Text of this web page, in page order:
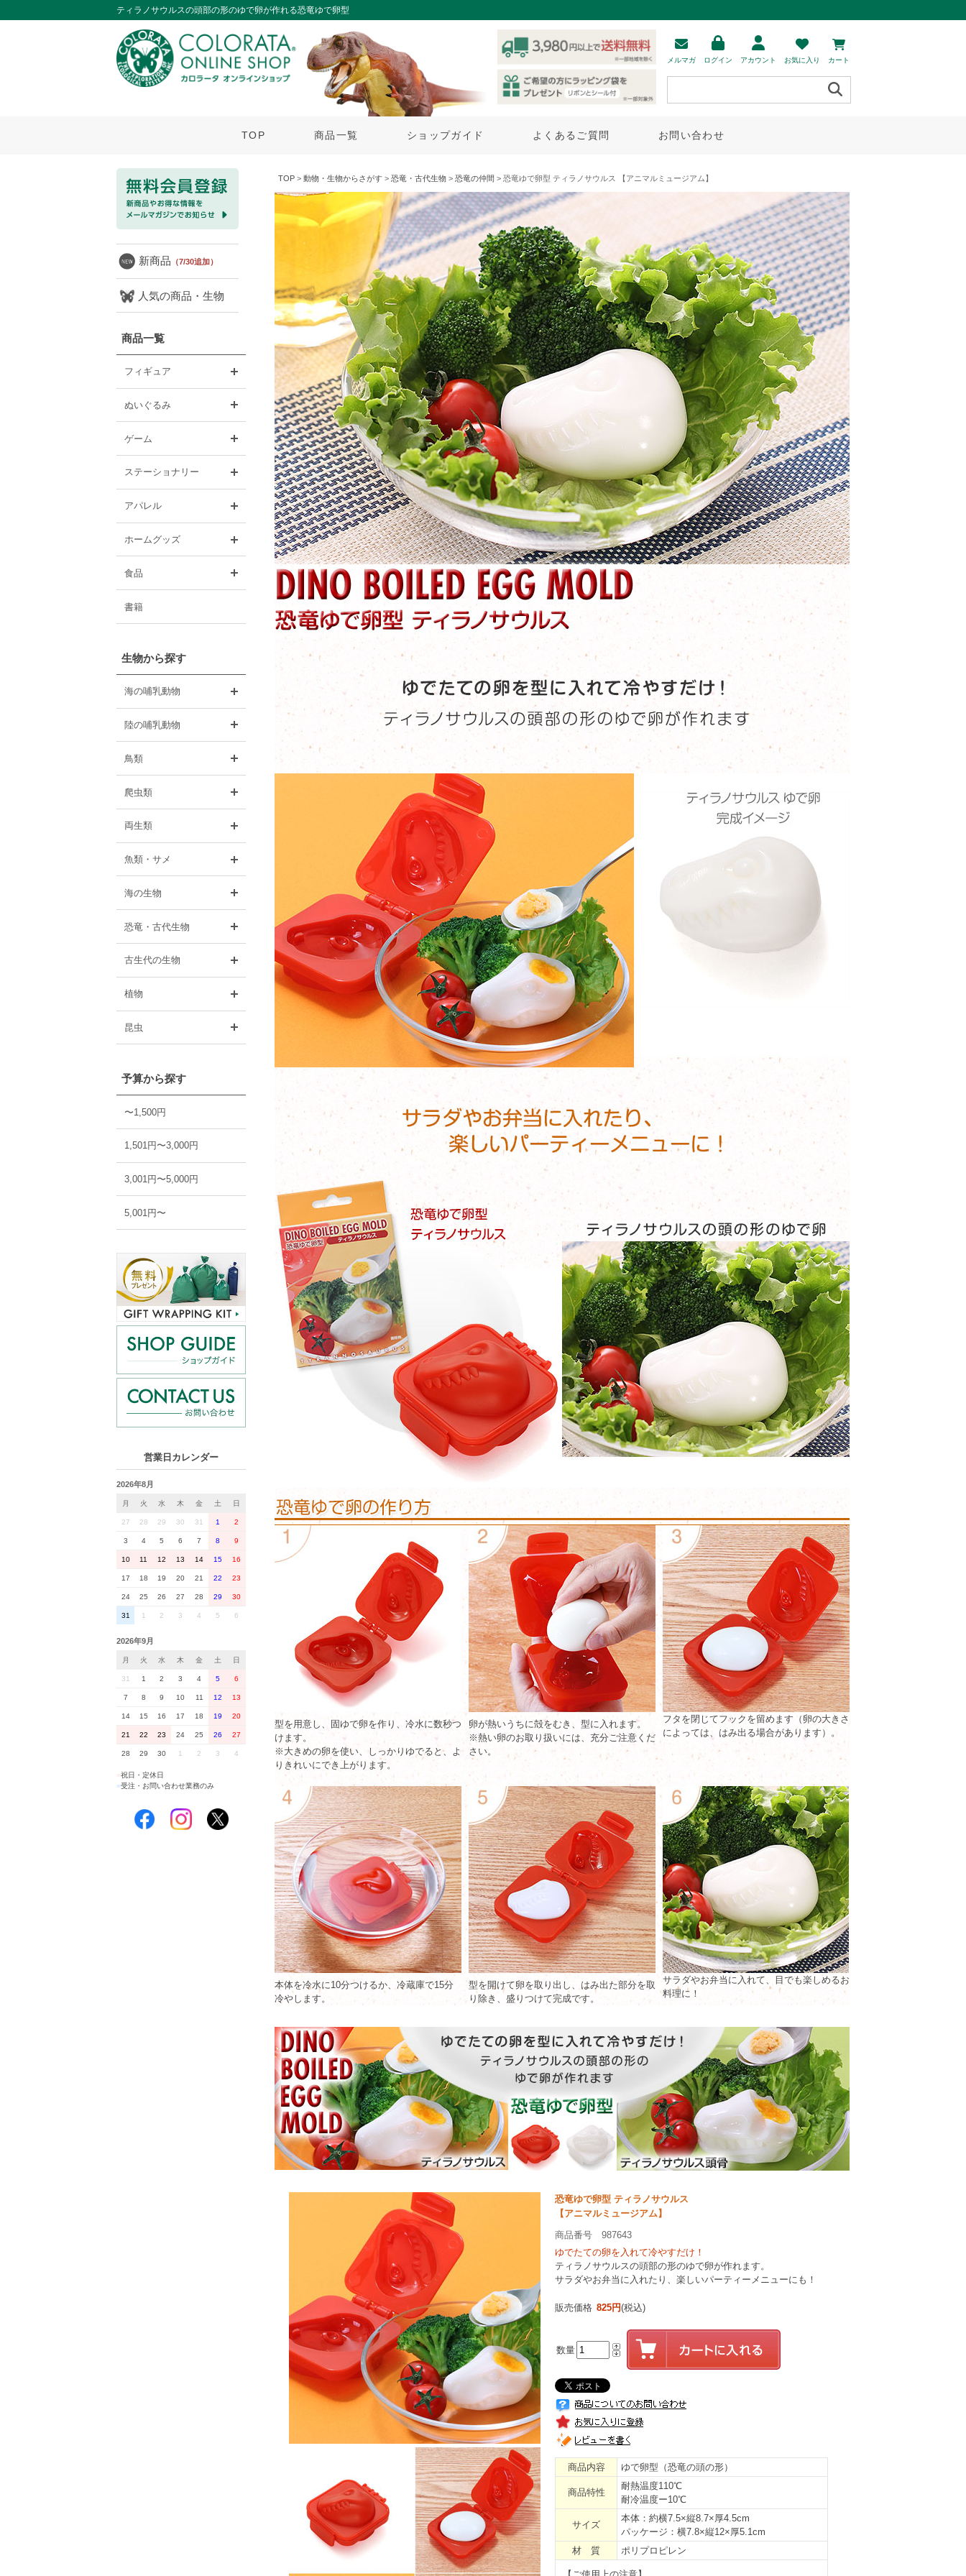
ティラノサウルスの頭部の形のゆで卵が作れる恐竜ゆで卵型
メルマガ ログイン アカウント お気に入り カート
TOP 商品一覧 ショップガイド よくあるご質問 お問い合わせ
新商品 （7/30追加）
人気の商品・生物
商品一覧
フィギュア
ぬいぐるみ
ゲーム
ステーショナリー
アパレル
ホームグッズ
食品
書籍
生物から探す
海の哺乳動物
陸の哺乳動物
鳥類
爬虫類
両生類
魚類・サメ
海の生物
恐竜・古代生物
古生代の生物
植物
昆虫
予算から探す
〜1,500円
1,501円〜3,000円
3,001円〜5,000円
5,001円〜
営業日カレンダー
2026年8月
月 火 水 木 金 土 日
27 28 29 30 31 1 2
3 4 5 6 7 8 9
10 11 12 13 14 15 16
17 18 19 20 21 22 23
24 25 26 27 28 29 30
31 1 2 3 4 5 6
2026年9月
月 火 水 木 金 土 日
31 1 2 3 4 5 6
7 8 9 10 11 12 13
14 15 16 17 18 19 20
21 22 23 24 25 26 27
28 29 30 1 2 3 4
祝日・定休日
■受注・お問い合わせ業務のみ
TOP > 動物・生物からさがす > 恐竜・古代生物 > 恐竜の仲間 > 恐竜ゆで卵型 ティラノサウルス 【アニマルミュージアム】
型を用意し、固ゆで卵を作り、冷水に数秒つ
けます。
※大きめの卵を使い、しっかりゆでると、よ
りきれいにでき上がります。
卵が熱いうちに殻をむき、型に入れます。
※熱い卵のお取り扱いには、充分ご注意くだ
さい。
フタを閉じてフックを留めます（卵の大きさ
によっては、はみ出る場合があります）。
本体を冷水に10分つけるか、冷蔵庫で15分
冷やします。
型を開けて卵を取り出し、はみ出た部分を取
り除き、盛りつけて完成です。
サラダやお弁当に入れて、目でも楽しめるお
料理に！
恐竜ゆで卵型 ティラノサウルス
【アニマルミュージアム】
商品番号 987643
ゆでたての卵を入れて冷やすだけ！
ティラノサウルスの頭部の形のゆで卵が作れます。
サラダやお弁当に入れたり、楽しいパーティーメニューにも！
販売価格 825円(税込)
数量
商品内容 ゆで卵型（恐竜の頭の形）
商品特性
耐熱温度110℃
耐冷温度ー10℃
サイズ
本体：約横7.5×縦8.7×厚4.5cm
パッケージ：横7.8×縦12×厚5.1cm
材 質
ポリプロピレン